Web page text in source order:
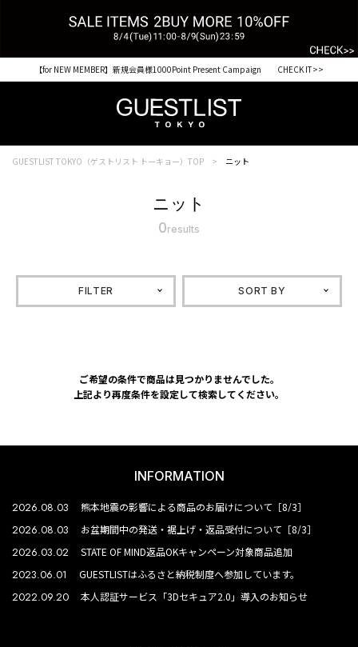
【for NEW MEMBER】新規会員様1000Point Present Campaign CHECK IT>>
GUESTLIST TOKYO（ゲストリスト トーキョー）TOP ニット
ニット
0results
FILTER SORT BY
ご希望の条件で商品は見つかりませんでした。
上記より再度条件を設定して検索してください。
INFORMATION
2026.08.03 熊本地震の影響による商品のお届けについて［8/3］
2026.08.03 お盆期間中の発送・裾上げ・返品受付について［8/3］
2026.03.02 STATE OF MIND返品OKキャンペーン対象商品追加
2023.06.01 GUESTLISTはふるさと納税制度へ参加しています。
2022.09.20 本人認証サービス「3Dセキュア2.0」導入のお知らせ